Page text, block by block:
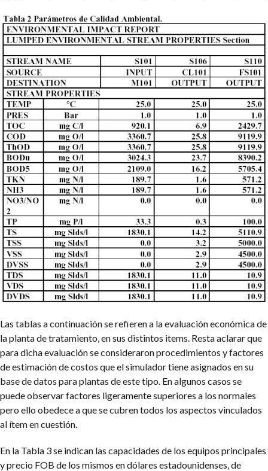
Las tablas a continuación se refieren a la evaluación económica de
la planta de tratamiento, en sus distintos items. Resta aclarar que
para dicha evaluación se consideraron procedimientos y factores
de estimación de costos que el simulador tiene asignados en su
base de datos para plantas de este tipo. En algunos casos se
puede observar factores ligeramente superiores a los normales
pero ello obedece a que se cubren todos los aspectos vinculados
al ítem en cuestión.
En la Tabla 3 se indican las capacidades de los equipos principales
y precio FOB de los mismos en dólares estadounidenses, de